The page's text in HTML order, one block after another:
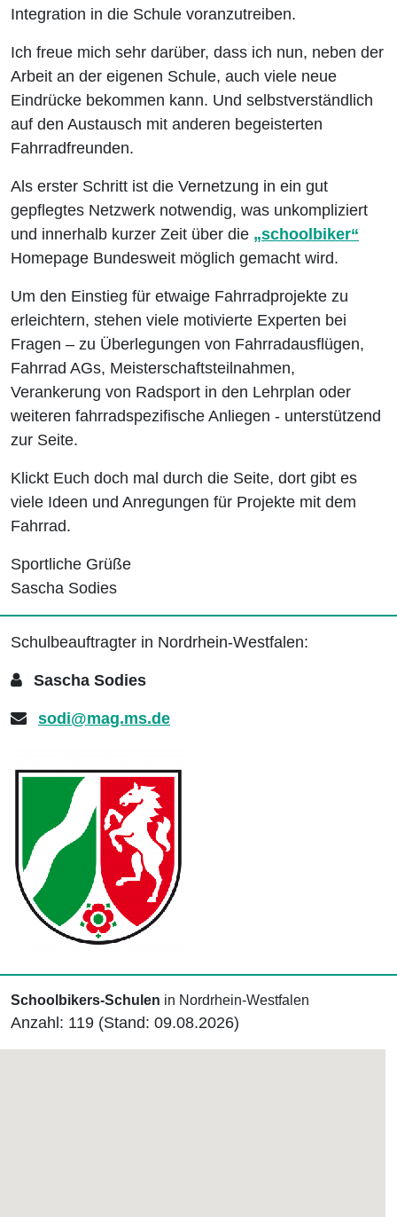
Integration in die Schule voranzutreiben.
Ich freue mich sehr darüber, dass ich nun, neben der
Arbeit an der eigenen Schule, auch viele neue
Eindrücke bekommen kann. Und selbstverständlich
auf den Austausch mit anderen begeisterten
Fahrradfreunden.
Als erster Schritt ist die Vernetzung in ein gut
gepflegtes Netzwerk notwendig, was unkompliziert
und innerhalb kurzer Zeit über die „schoolbiker“
Homepage Bundesweit möglich gemacht wird.
Um den Einstieg für etwaige Fahrradprojekte zu
erleichtern, stehen viele motivierte Experten bei
Fragen – zu Überlegungen von Fahrradausflügen,
Fahrrad AGs, Meisterschaftsteilnahmen,
Verankerung von Radsport in den Lehrplan oder
weiteren fahrradspezifische Anliegen - unterstützend
zur Seite.
Klickt Euch doch mal durch die Seite, dort gibt es
viele Ideen und Anregungen für Projekte mit dem
Fahrrad.
Sportliche Grüße
Sascha Sodies
Schulbeauftragter in Nordrhein-Westfalen:
Sascha Sodies
sodi@mag.ms.de
Schoolbikers-Schulen in Nordrhein-Westfalen
Anzahl: 119 (Stand: 09.08.2026)